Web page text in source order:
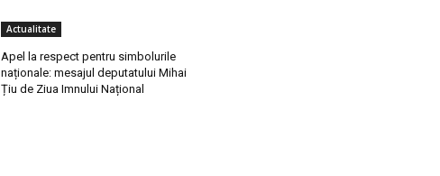
Actualitate
Apel la respect pentru simbolurile
naționale: mesajul deputatului Mihai
Țiu de Ziua Imnului Național